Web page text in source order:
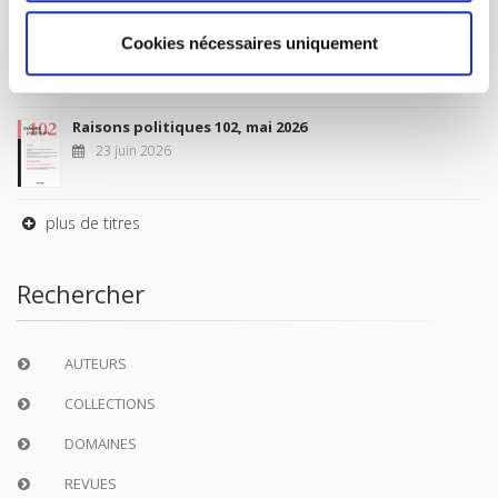
Cookies nécessaires uniquement
Sociétés contemporaines 139, 2025
6 juil. 2026
Raisons politiques 102, mai 2026
23 juin 2026
plus de titres
Rechercher
AUTEURS
COLLECTIONS
DOMAINES
REVUES